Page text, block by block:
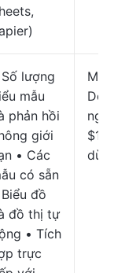
Số lượng
mẫu
phản hồi
giới
• Các
có sẵn
Biểu đồ
đồ thị tự
• Tích
trực